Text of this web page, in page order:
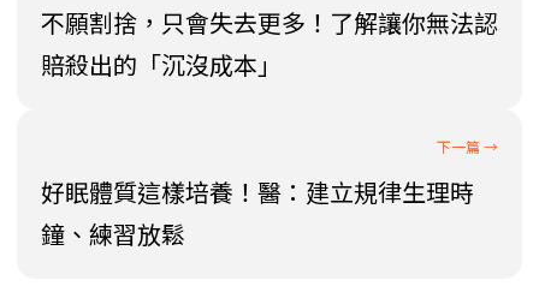
不願割捨，只會失去更多！了解讓你無法認
賠殺出的「沉沒成本」
好眠體質這樣培養！醫：建立規律生理時
鐘、練習放鬆